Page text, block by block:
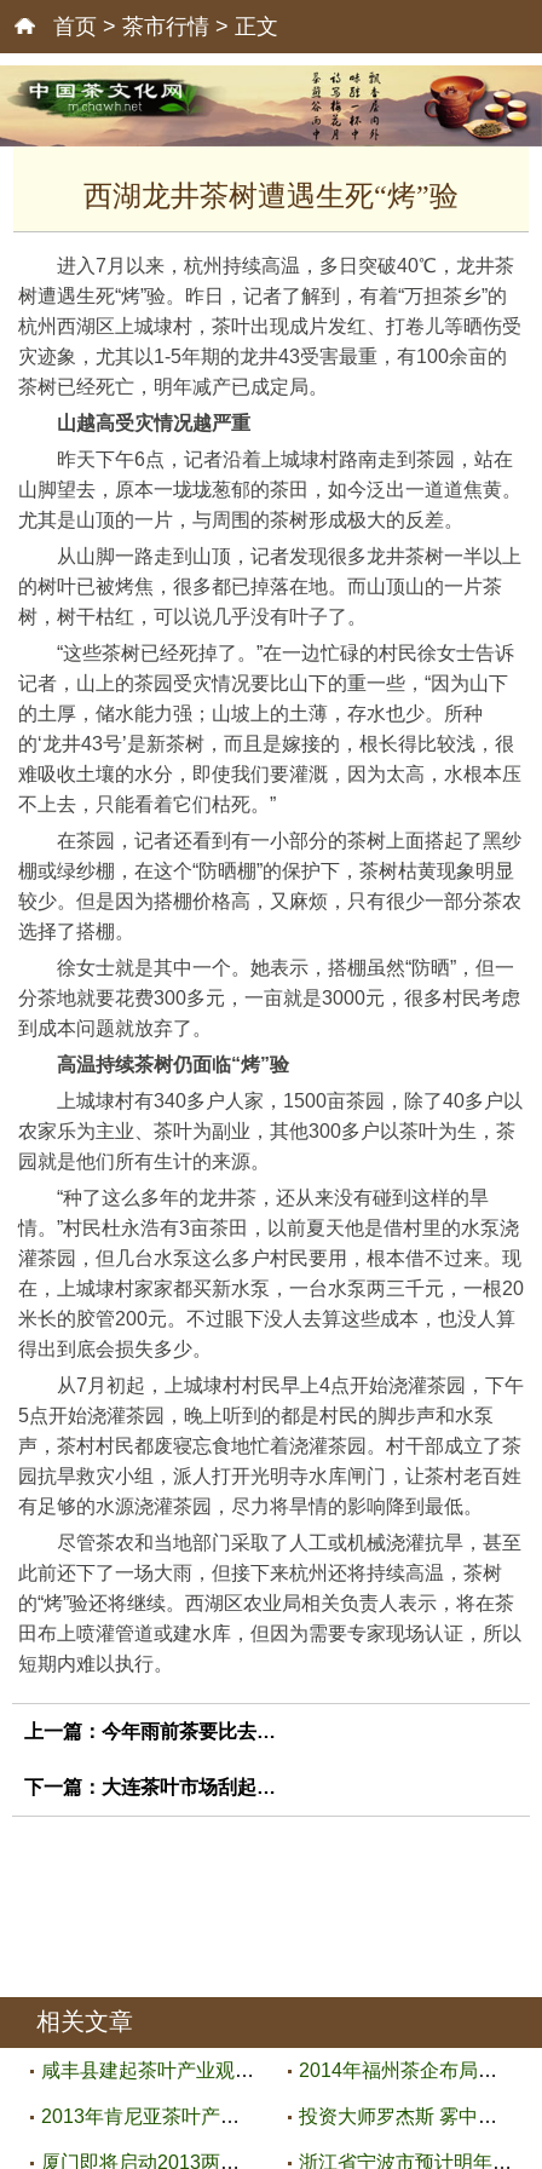
首页 > 茶市行情 > 正文
西湖龙井茶树遭遇生死“烤”验
进入7月以来，杭州持续高温，多日突破40℃，龙井茶
树遭遇生死“烤”验。昨日，记者了解到，有着“万担茶乡”的
杭州西湖区上城埭村，茶叶出现成片发红、打卷儿等晒伤受
灾迹象，尤其以1-5年期的龙井43受害最重，有100余亩的
茶树已经死亡，明年减产已成定局。
山越高受灾情况越严重
昨天下午6点，记者沿着上城埭村路南走到茶园，站在
山脚望去，原本一垅垅葱郁的茶田，如今泛出一道道焦黄。
尤其是山顶的一片，与周围的茶树形成极大的反差。
从山脚一路走到山顶，记者发现很多龙井茶树一半以上
的树叶已被烤焦，很多都已掉落在地。而山顶山的一片茶
树，树干枯红，可以说几乎没有叶子了。
“这些茶树已经死掉了。”在一边忙碌的村民徐女士告诉
记者，山上的茶园受灾情况要比山下的重一些，“因为山下
的土厚，储水能力强；山坡上的土薄，存水也少。所种
的‘龙井43号’是新茶树，而且是嫁接的，根长得比较浅，很
难吸收土壤的水分，即使我们要灌溉，因为太高，水根本压
不上去，只能看着它们枯死。”
在茶园，记者还看到有一小部分的茶树上面搭起了黑纱
棚或绿纱棚，在这个“防晒棚”的保护下，茶树枯黄现象明显
较少。但是因为搭棚价格高，又麻烦，只有很少一部分茶农
选择了搭棚。
徐女士就是其中一个。她表示，搭棚虽然“防晒”，但一
分茶地就要花费300多元，一亩就是3000元，很多村民考虑
到成本问题就放弃了。
高温持续茶树仍面临“烤”验
上城埭村有340多户人家，1500亩茶园，除了40多户以
农家乐为主业、茶叶为副业，其他300多户以茶叶为生，茶
园就是他们所有生计的来源。
“种了这么多年的龙井茶，还从来没有碰到这样的旱
情。”村民杜永浩有3亩茶田，以前夏天他是借村里的水泵浇
灌茶园，但几台水泵这么多户村民要用，根本借不过来。现
在，上城埭村家家都买新水泵，一台水泵两三千元，一根20
米长的胶管200元。不过眼下没人去算这些成本，也没人算
得出到底会损失多少。
从7月初起，上城埭村村民早上4点开始浇灌茶园，下午
5点开始浇灌茶园，晚上听到的都是村民的脚步声和水泵
声，茶村村民都废寝忘食地忙着浇灌茶园。村干部成立了茶
园抗旱救灾小组，派人打开光明寺水库闸门，让茶村老百姓
有足够的水源浇灌茶园，尽力将旱情的影响降到最低。
尽管茶农和当地部门采取了人工或机械浇灌抗旱，甚至
此前还下了一场大雨，但接下来杭州还将持续高温，茶树
的“烤”验还将继续。西湖区农业局相关负责人表示，将在茶
田布上喷灌管道或建水库，但因为需要专家现场认证，所以
短期内难以执行。
上一篇： 今年雨前茶要比去年贵两成
下一篇： 大连茶叶市场刮起野茶风
相关文章
咸丰县建起茶叶产业观光走廊 2014年福州茶企布局提升
2013年肯尼亚茶叶产量可能下降10 投资大师罗杰斯 雾中天为资本论
厦门即将启动2013两岸斗茶活动 浙江省宁波市预计明年春茶减产10